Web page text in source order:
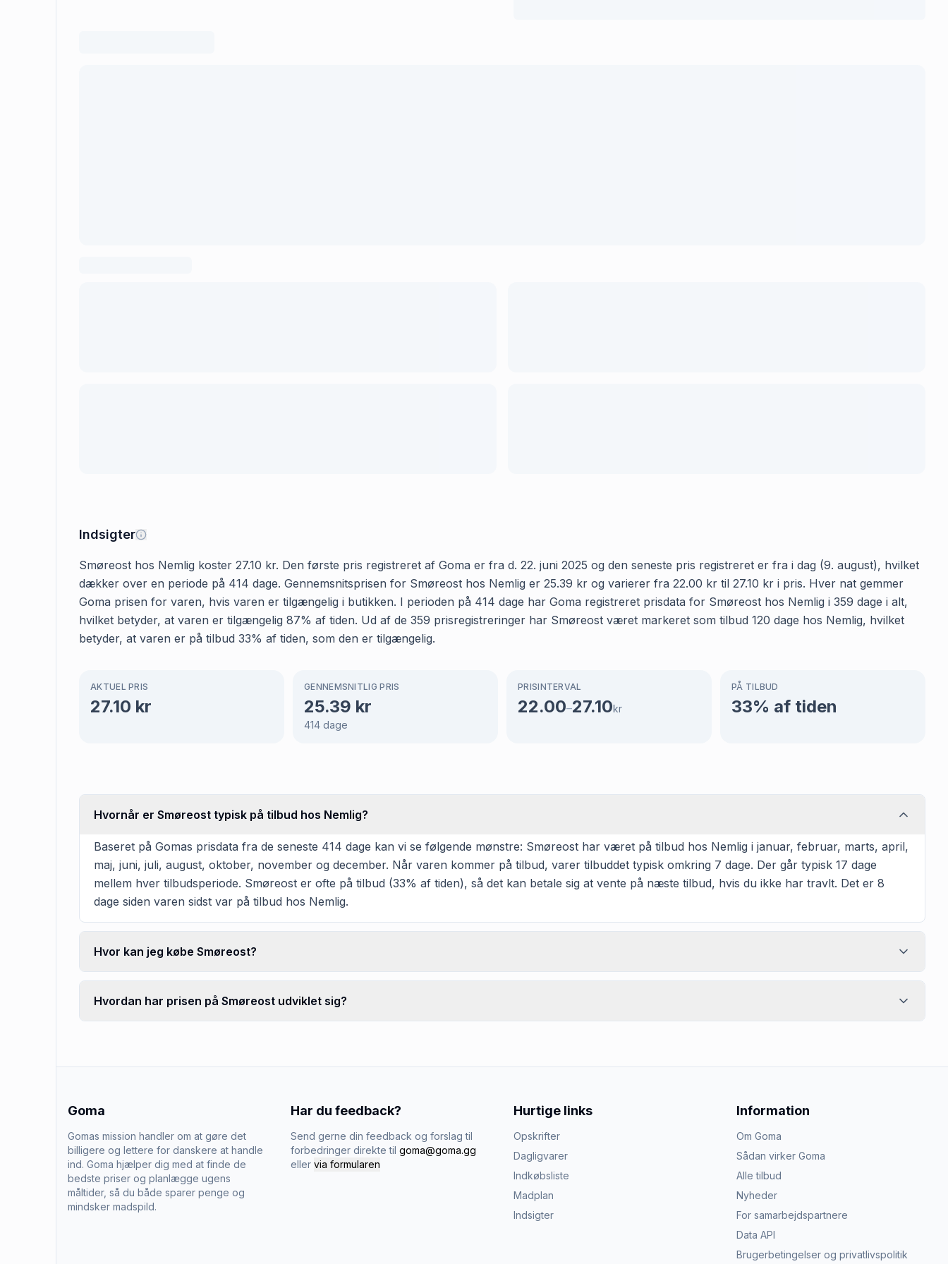
Indsigter
Smøreost hos Nemlig koster 27.10 kr. Den første pris registreret af Goma er fra d. 22. juni 2025 og den seneste pris registreret er fra i dag (9. august), hvilket
dækker over en periode på 414 dage. Gennemsnitsprisen for Smøreost hos Nemlig er 25.39 kr og varierer fra 22.00 kr til 27.10 kr i pris. Hver nat gemmer
Goma prisen for varen, hvis varen er tilgængelig i butikken. I perioden på 414 dage har Goma registreret prisdata for Smøreost hos Nemlig i 359 dage i alt,
hvilket betyder, at varen er tilgængelig 87% af tiden. Ud af de 359 prisregistreringer har Smøreost været markeret som tilbud 120 dage hos Nemlig, hvilket
betyder, at varen er på tilbud 33% af tiden, som den er tilgængelig.
AKTUEL PRIS
27.10 kr
GENNEMSNITLIG PRIS
25.39 kr
414 dage
PRISINTERVAL
22.00–27.10kr
PÅ TILBUD
33% af tiden
Hvornår er Smøreost typisk på tilbud hos Nemlig?
Baseret på Gomas prisdata fra de seneste 414 dage kan vi se følgende mønstre: Smøreost har været på tilbud hos Nemlig i januar, februar, marts, april,
maj, juni, juli, august, oktober, november og december. Når varen kommer på tilbud, varer tilbuddet typisk omkring 7 dage. Der går typisk 17 dage
mellem hver tilbudsperiode. Smøreost er ofte på tilbud (33% af tiden), så det kan betale sig at vente på næste tilbud, hvis du ikke har travlt. Det er 8
dage siden varen sidst var på tilbud hos Nemlig.
Hvor kan jeg købe Smøreost?
Hvordan har prisen på Smøreost udviklet sig?
Goma
Gomas mission handler om at gøre det
billigere og lettere for danskere at handle
ind. Goma hjælper dig med at finde de
bedste priser og planlægge ugens
måltider, så du både sparer penge og
mindsker madspild.
Har du feedback?
Send gerne din feedback og forslag til
forbedringer direkte til goma@goma.gg
eller via formularen
Hurtige links
Opskrifter
Dagligvarer
Indkøbsliste
Madplan
Indsigter
Information
Om Goma
Sådan virker Goma
Alle tilbud
Nyheder
For samarbejdspartnere
Data API
Brugerbetingelser og privatlivspolitik